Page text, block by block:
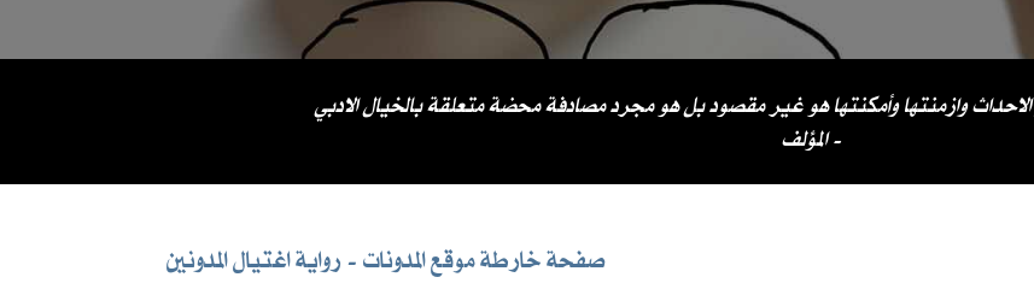
وازمنتها وأمكنتها هو غير مقصود بل هو مجرد مصادفة محضة متعلقة بالخيال الادبي
المؤلف -
رواية اغتيال المدونين صفحة خارطة موقع المدونات